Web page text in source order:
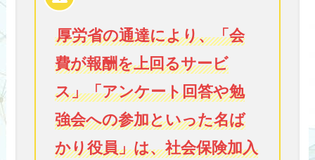
厚労省の通達により、「会
費が報酬を上回るサービ
ス」「アンケート回答や勉
強会への参加といった名ば
かり役員」は、社会保険加入